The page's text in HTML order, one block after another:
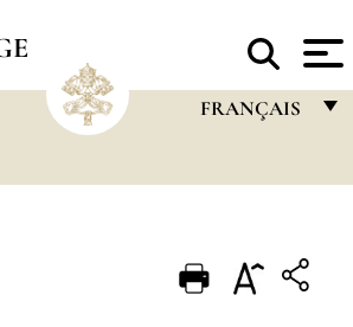
FRANÇAIS
PORTUGUÊS